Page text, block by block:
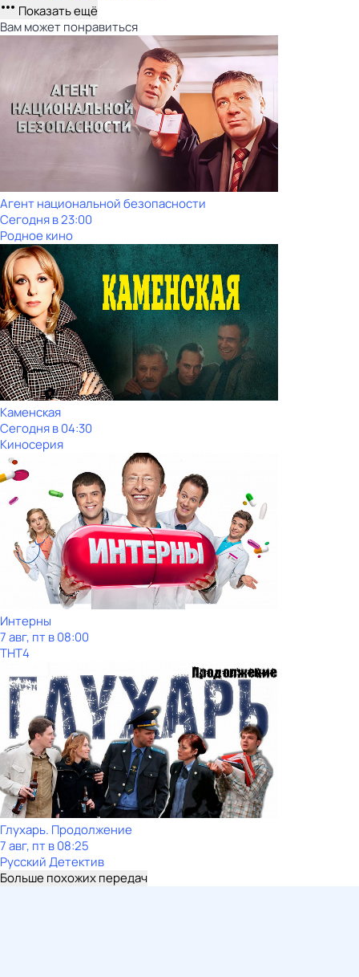
Показать ещё
Вам может понравиться
Агент национальной безопасности
Сегодня в 23:00
Родное кино
Каменская
Сегодня в 04:30
Киносерия
Интерны
7 авг, пт в 08:00
ТНТ4
Глухарь. Продолжение
7 авг, пт в 08:25
Русский Детектив
Больше похожих передач